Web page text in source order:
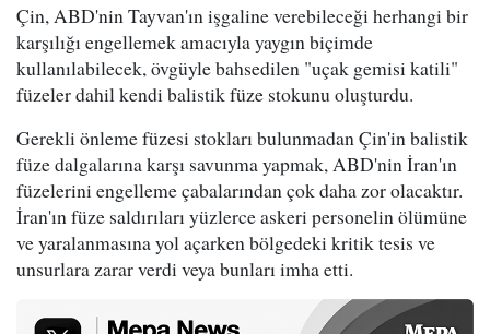
Çin, ABD'nin Tayvan'ın işgaline verebileceği herhangi bir
karşılığı engellemek amacıyla yaygın biçimde
kullanılabilecek, övgüyle bahsedilen "uçak gemisi katili"
füzeler dahil kendi balistik füze stokunu oluşturdu.
Gerekli önleme füzesi stokları bulunmadan Çin'in balistik
füze dalgalarına karşı savunma yapmak, ABD'nin İran'ın
füzelerini engelleme çabalarından çok daha zor olacaktır.
İran'ın füze saldırıları yüzlerce askeri personelin ölümüne
ve yaralanmasına yol açarken bölgedeki kritik tesis ve
unsurlara zarar verdi veya bunları imha etti.